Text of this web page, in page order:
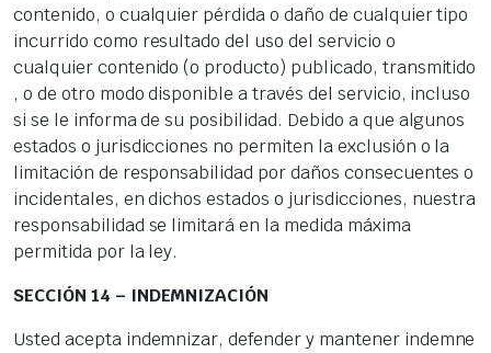
contenido, o cualquier pérdida o daño de cualquier tipo
incurrido como resultado del uso del servicio o
cualquier contenido (o producto) publicado, transmitido
, o de otro modo disponible a través del servicio, incluso
si se le informa de su posibilidad. Debido a que algunos
estados o jurisdicciones no permiten la exclusión o la
limitación de responsabilidad por daños consecuentes o
incidentales, en dichos estados o jurisdicciones, nuestra
responsabilidad se limitará en la medida máxima
permitida por la ley.
SECCIÓN 14 – INDEMNIZACIÓN
Usted acepta indemnizar, defender y mantener indemne